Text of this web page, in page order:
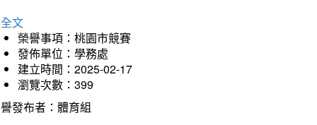
文
榮譽事項：桃園市競賽
發佈單位：學務處
建立時間：2025-02-17
瀏覽次數：399
發布者：體育組